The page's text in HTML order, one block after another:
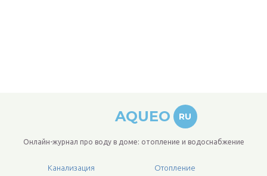
AQUEO RU
Онлайн-журнал про воду в доме: отопление и водоснабжение
Канализация Отопление